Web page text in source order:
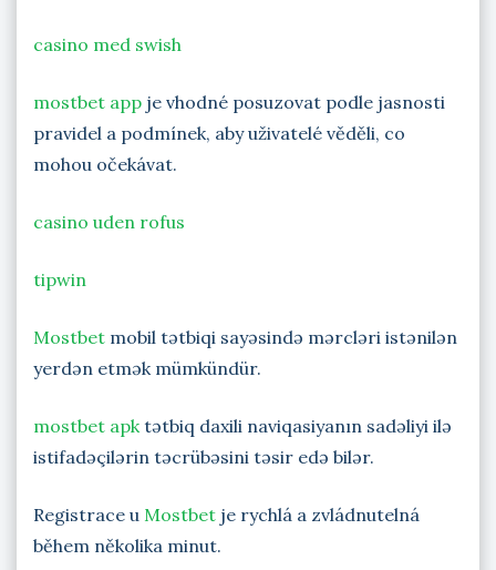
casino med swish
mostbet app je vhodné posuzovat podle jasnosti
pravidel a podmínek, aby uživatelé věděli, co
mohou očekávat.
casino uden rofus
tipwin
Mostbet mobil tətbiqi sayəsində mərcləri istənilən
yerdən etmək mümkündür.
mostbet apktətbiq daxili naviqasiyanın sadəliyi ilə
istifadəçilərin təcrübəsini təsir edə bilər.
Registrace u Mostbet je rychlá a zvládnutelná
během několika minut.